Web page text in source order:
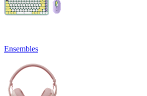
Ensembles